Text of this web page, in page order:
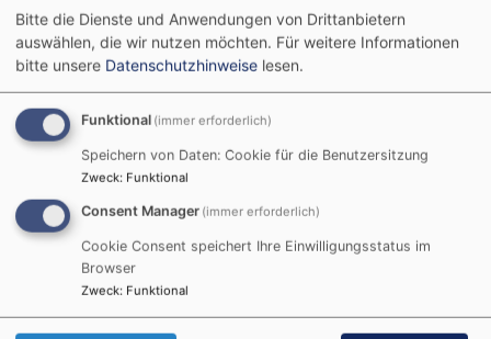
Startseite Weihnachtspredigt 2025
Weihnachtspredigt
2025
Gottfried Orth hat uns dankenswerter Weise wieder die
Weihnachtspredigt gesendet, die er
der Christvesper in der Heilig Geist Kirche in
Rothenburggehalten hat.
Bitte die Dienste und Anwendungen von Drittanbietern
auswählen, die wir nutzen möchten. Für weitere Informationen
bitte unsere Datenschutzhinweise lesen.
Funktional (immer erforderlich)
Speichern von Daten: Cookie für die Benutzersitzung
Zweck: Funktional
Consent Manager (immer erforderlich)
Cookie Consent speichert Ihre Einwilligungsstatus im
Browser
Zweck: Funktional